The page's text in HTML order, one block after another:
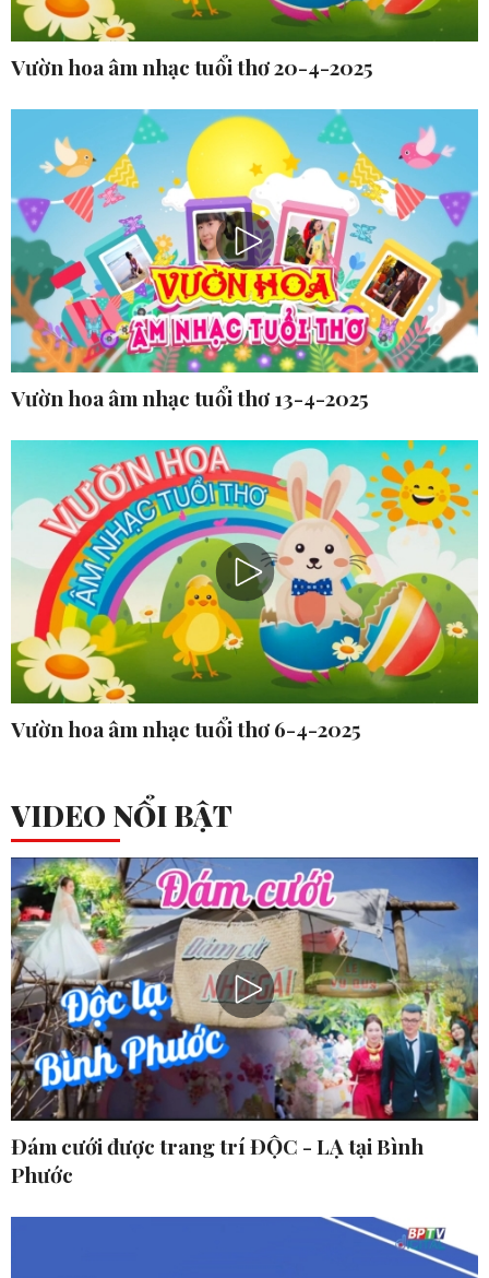
Vườn hoa âm nhạc tuổi thơ 20-4-2025
Vườn hoa âm nhạc tuổi thơ 13-4-2025
Vườn hoa âm nhạc tuổi thơ 6-4-2025
VIDEO NỔI BẬT
Đám cưới được trang trí ĐỘC - LẠ tại Bình
Phước